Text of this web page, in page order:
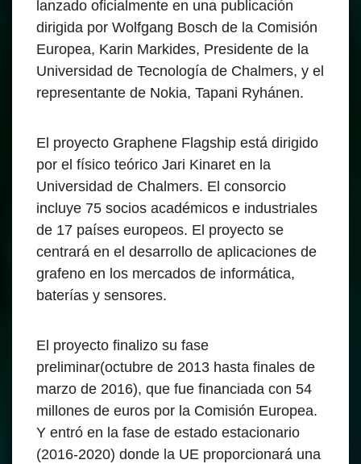
lanzado oficialmente en una publicación
dirigida por Wolfgang Bosch de la Comisión
Europea, Karin Markides, Presidente de la
Universidad de Tecnología de Chalmers, y el
representante de Nokia, Tapani Ryhánen.
El proyecto Graphene Flagship está dirigido
por el físico teórico Jari Kinaret en la
Universidad de Chalmers. El consorcio
incluye 75 socios académicos e industriales
de 17 países europeos. El proyecto se
centrará en el desarrollo de aplicaciones de
grafeno en los mercados de informática,
baterías y sensores.
El proyecto finalizo su fase
preliminar(octubre de 2013 hasta finales de
marzo de 2016), que fue financiada con 54
millones de euros por la Comisión Europea.
Y entró en la fase de estado estacionario
(2016-2020) donde la UE proporcionará una